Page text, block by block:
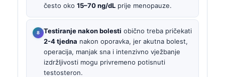
često oko 15–70 ng/dL prije menopauze.
Testiranje nakon bolesti obično treba pričekati
2-4 tjedna nakon oporavka, jer akutna bolest,
operacija, manjak sna i intenzivno vježbanje
izdržljivosti mogu privremeno potisnuti
testosteron.